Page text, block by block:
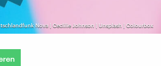
Nova | Ceclilie Johnson | Unsplash | Colourbox